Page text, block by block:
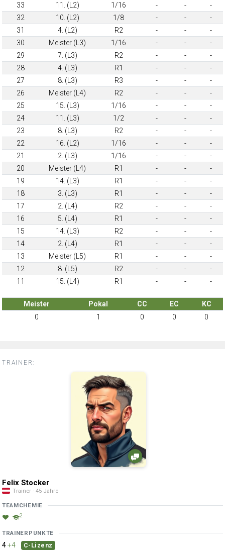
33
11. (L2) 1/16 - -
-
32
10. (L2) 1/8 - -
-
31
4. (L2) R2 - -
-
30
Meister (L3) 1/16 - -
-
29
7. (L3) R2 - -
-
28
4. (L3) R1 - -
-
27
8. (L3) R3 - -
-
26
Meister (L4) R2 - -
-
25
15. (L3) 1/16 - -
-
24
11. (L3) 1/2 - -
-
23
8. (L3) R2 - -
-
22
16. (L2) 1/16 - -
-
21
2. (L3) 1/16 - -
-
20
Meister (L4) R1 - -
-
19
14. (L3) R1 - -
-
18
3. (L3) R1 - -
-
17
2. (L4) R2 - -
-
16
5. (L4) R1 - -
-
15
14. (L3) R2 - -
-
14
2. (L4) R1 - -
-
13
Meister (L5) R1 - -
-
12
8. (L5) R2 - -
-
11
15. (L4) R1 - - -
Meister Pokal CC EC
KC
0
1 0 0 0
TRAINER:
Felix Stocker
Trainer · 45 Jahre
TEAMCHEMIE
2
TRAINERPUNKTE
4+4 C-Lizenz